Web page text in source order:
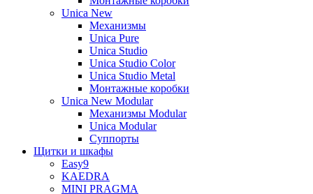
Unica New
Механизмы
Unica Pure
Unica Studio
Unica Studio Color
Unica Studio Metal
Монтажные коробки
Unica New Modular
Механизмы Modular
Unica Modular
Суппорты
Щитки и шкафы
Easy9
KAEDRA
MINI PRAGMA